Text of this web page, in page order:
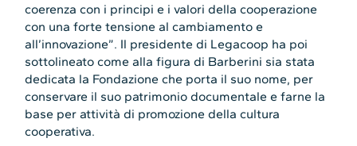
coerenza con i principi e i valori della cooperazione
con una forte tensione al cambiamento e
all’innovazione”. Il presidente di Legacoop ha poi
sottolineato come alla figura di Barberini sia stata
dedicata la Fondazione che porta il suo nome, per
conservare il suo patrimonio documentale e farne la
base per attività di promozione della cultura
cooperativa.